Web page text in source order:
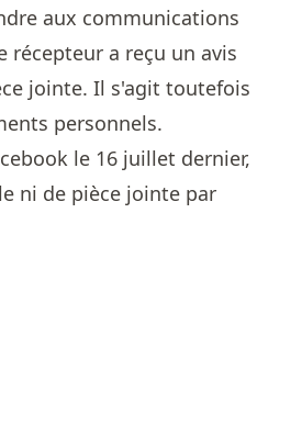
aux communications
récepteur a reçu un avis
jointe. Il s'agit toutefois
personnels.
le 16 juillet dernier,
ni de pièce jointe par